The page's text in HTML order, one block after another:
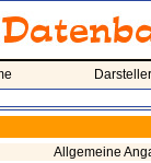
Darsteller
Allgemeine